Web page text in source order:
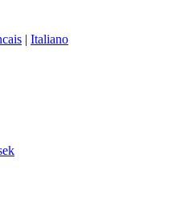
| Italiano